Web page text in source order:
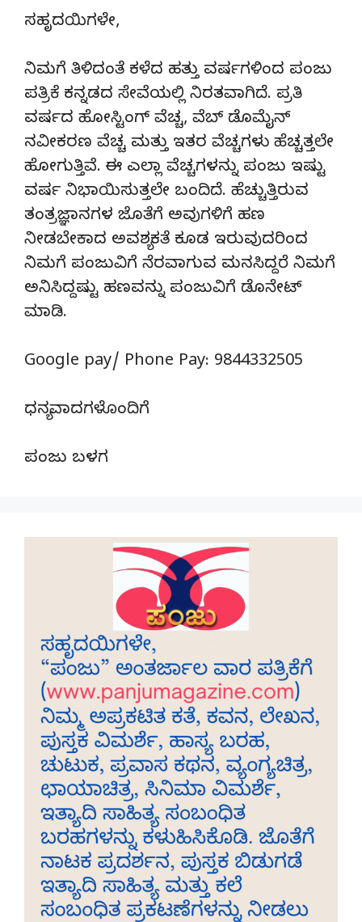
ಸಹೃದಯಿಗಳೇ,
ನಿಮಗೆ ತಿಳಿದಂತೆ ಕಳೆದ ಹತ್ತು ವರ್ಷಗಳಿಂದ ಪಂಜು
ಪತ್ರಿಕೆ ಕನ್ನಡದ ಸೇವೆಯಲ್ಲಿ ನಿರತವಾಗಿದೆ. ಪ್ರತಿ
ವರ್ಷದ ಹೋಸ್ಟಿಂಗ್‌ ವೆಚ್ಚ, ವೆಬ್‌ ಡೊಮೈನ್‌
ನವೀಕರಣ ವೆಚ್ಚ ಮತ್ತು ಇತರ ವೆಚ್ಚಗಳು ಹೆಚ್ಚತ್ತಲೇ
ಹೋಗುತ್ತಿವೆ. ಈ ಎಲ್ಲಾ ವೆಚ್ಚಗಳನ್ನು ಪಂಜು ಇಷ್ಟು
ವರ್ಷ ನಿಭಾಯಿಸುತ್ತಲೇ ಬಂದಿದೆ. ಹೆಚ್ಚುತ್ತಿರುವ
ತಂತ್ರಜ್ಞಾನಗಳ ಜೊತೆಗೆ ಅವುಗಳಿಗೆ ಹಣ
ನೀಡಬೇಕಾದ ಅವಶ್ಯಕತೆ ಕೂಡ ಇರುವುದರಿಂದ
ನಿಮಗೆ ಪಂಜುವಿಗೆ ನೆರವಾಗುವ ಮನಸಿದ್ದರೆ ನಿಮಗೆ
ಅನಿಸಿದ್ದಷ್ಟು ಹಣವನ್ನು ಪಂಜುವಿಗೆ ಡೊನೇಟ್‌
ಮಾಡಿ.
Google pay/ Phone Pay: 9844332505
ಧನ್ಯವಾದಗಳೊಂದಿಗೆ
ಪಂಜು ಬಳಗ